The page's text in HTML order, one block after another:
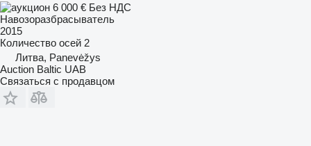
6 000 € Без НДС
Навозоразбрасыватель
2015
Количество осей 2
Литва, Panevėžys
Auction Baltic UAB
Связаться с продавцом